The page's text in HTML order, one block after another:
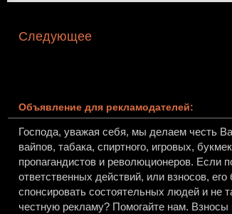
Следующее
Объявление для рекламодателей:
Господа, уважая себя, мы делаем честь
вайпов, табака, спиртного, игровых,
пропагандистов и революционеров. Если
ответственных действий, или взносов,
спонсировать состоятельных людей и не
честную рекламу? Помогайте нам.